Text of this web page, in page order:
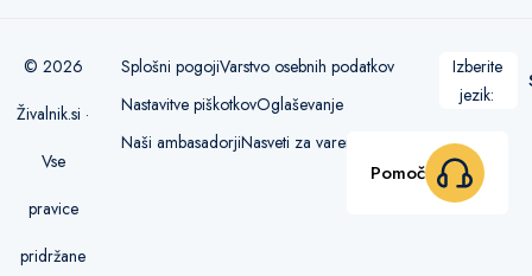
Pomoč
© 2026
Živalnik.si ·
Vse
pravice
pridržane
Splošni pogojiVarstvo osebnih podatkov
Nastavitve piškotkovOglaševanje
Naši ambasadorjiNasveti za varen nakup
Izberite
jezik: